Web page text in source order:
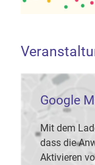
Google
Mit dem
dass die
Aktivieren